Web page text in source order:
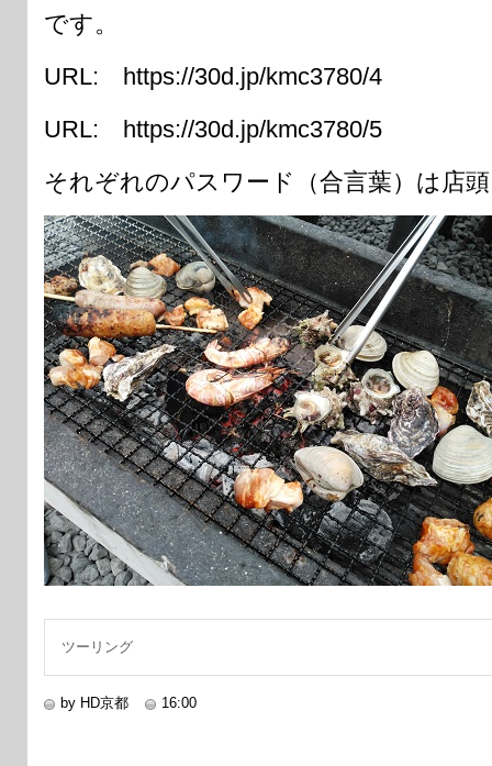
です。
URL: https://30d.jp/kmc3780/4
URL: https://30d.jp/kmc3780/5
それぞれのパスワード（合言葉）は店
ツーリング
by HD京都 16:00